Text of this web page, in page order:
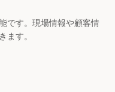
です。現場情報や顧客情
ます。